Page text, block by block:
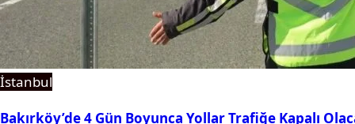
İstanbul
Bakırköy’de 4 Gün Boyunca Yollar Trafiğe Kapalı